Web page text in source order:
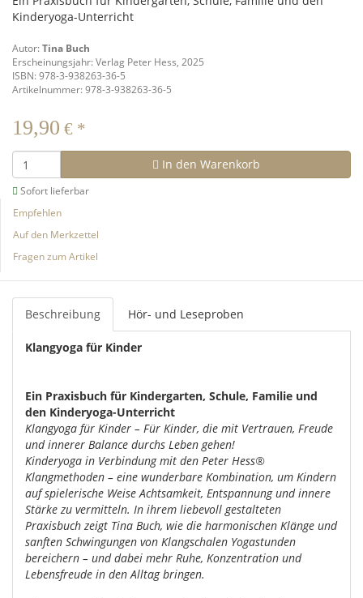
Kinderyoga-Unterricht
Autor:Tina Buch
Erscheinungsjahr: Verlag Peter Hess, 2025
ISBN: 978-3-938263-36-5
Artikelnummer: 978-3-938263-36-5
19,90 € *
In den Warenkorb
Sofort lieferbar
Empfehlen
Auf den Merkzettel
Fragen zum Artikel
Beschreibung Hör- und Leseproben
Klangyoga für Kinder
Ein Praxisbuch für Kindergarten, Schule, Familie und
den Kinderyoga-Unterricht
Klangyoga für Kinder – Für Kinder, die mit Vertrauen, Freude
und innerer Balance durchs Leben gehen!
Kinderyoga in Verbindung mit den Peter Hess®
Klangmethoden – eine wunderbare Kombination, um Kindern
auf spielerische Weise Achtsamkeit, Entspannung und innere
Stärke zu vermitteln. In ihrem liebevoll gestalteten
Praxisbuch zeigt Tina Buch, wie die harmonischen Klänge und
sanften Schwingungen von Klangschalen Yogastunden
bereichern – und dabei mehr Ruhe, Konzentration und
Lebensfreude in den Alltag bringen.